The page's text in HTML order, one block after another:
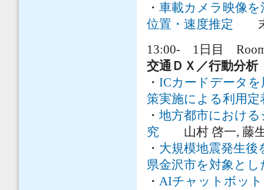
・ 車載カメラ映像
位置・速度推定 末
13:00- 1日目
交通ＤＸ／行動分
・ ICカードデータ
策実施による利用
・ 地方都市におけ
究 山村 啓一, 藤生
・ 大規模地震発生
県金沢市を対象と
・ AIチャットボッ